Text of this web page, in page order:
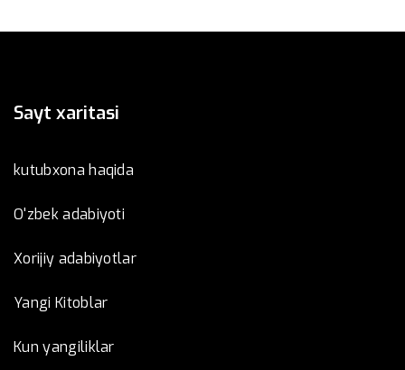
Sayt xaritasi
kutubxona haqida
O'zbek adabiyoti
Xorijiy adabiyotlar
Yangi Kitoblar
Kun yangiliklar